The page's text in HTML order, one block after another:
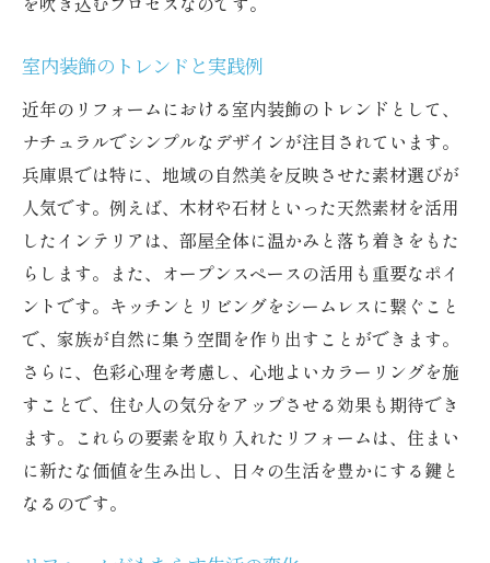
室内装飾のトレンドと実践例
近年のリフォームにおける室内装飾のトレンドとして、
ナチュラルでシンプルなデザインが注目されています。
兵庫県では特に、地域の自然美を反映させた素材選びが
人気です。例えば、木材や石材といった天然素材を活用
したインテリアは、部屋全体に温かみと落ち着きをもた
らします。また、オープンスペースの活用も重要なポイ
ントです。キッチンとリビングをシームレスに繋ぐこと
で、家族が自然に集う空間を作り出すことができます。
さらに、色彩心理を考慮し、心地よいカラーリングを施
すことで、住む人の気分をアップさせる効果も期待でき
ます。これらの要素を取り入れたリフォームは、住まい
に新たな価値を生み出し、日々の生活を豊かにする鍵と
なるのです。